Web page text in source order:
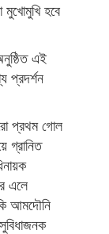
হবে
এই
প্রদর্শন
প্রথম গোল
গ্রানিত
এলে
আমদৌনি